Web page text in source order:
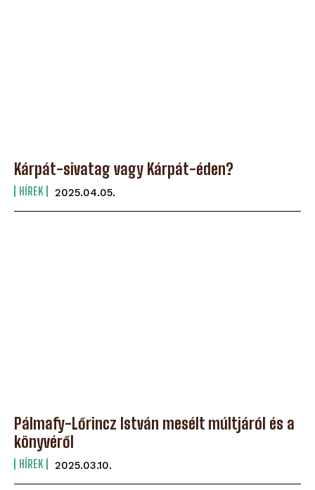
Kárpát-sivatag vagy Kárpát-éden?
HÍREK 2025.04.05.
Pálmafy-Lőrincz István mesélt múltjáról és a
könyvéről
HÍREK 2025.03.10.